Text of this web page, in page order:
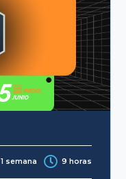
1 semana 9 horas